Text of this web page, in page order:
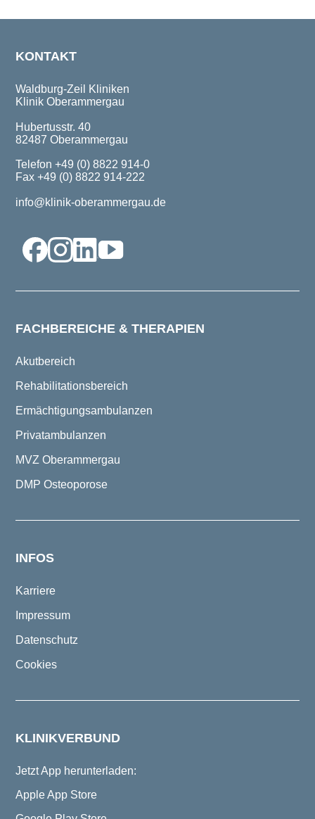
KONTAKT
Waldburg-Zeil Kliniken
Klinik Oberammergau
Hubertusstr. 40
82487 Oberammergau
Telefon +49 (0) 8822 914-0
Fax +49 (0) 8822 914-222
info@klinik-oberammergau.de
FACHBEREICHE & THERAPIEN
Akutbereich
Rehabilitationsbereich
Ermächtigungsambulanzen
Privatambulanzen
MVZ Oberammergau
DMP Osteoporose
INFOS
Karriere
Impressum
Datenschutz
Cookies
KLINIKVERBUND
Jetzt App herunterladen:
Apple App Store